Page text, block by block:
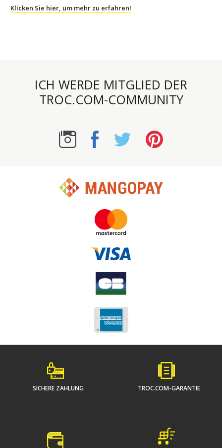
Klicken Sie hier, um mehr zu erfahren!
ICH WERDE MITGLIED DER
TROC.COM-COMMUNITY
SICHERE ZAHLUNG TROC.COM-GARANTIE